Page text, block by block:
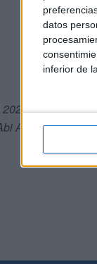
datos
inferior de
Yalila
Al-Hassan